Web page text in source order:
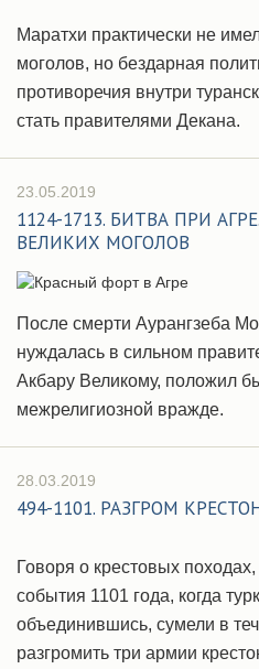
Маратхи практически не
моголов, но бездарная
противоречия внутри
стать правителями Декана.
23.05.2019
1124-1713. БИТВА ПРИ
ВЕЛИКИХ МОГОЛОВ
После смерти Аурангзеба
нуждалась в сильном
Акбару Великому, положил
межрелигиозной вражде.
28.03.2019
494-1101. РАЗГРОМ
Говоря о крестовых
события 1101 года, когда
объединившись, сумели в
разгромить три армии